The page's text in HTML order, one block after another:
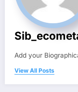
Add your
View All Posts